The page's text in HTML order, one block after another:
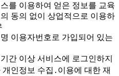
를 이용하여 얻은 정보를 교육
동의 없이 상업적으로 이용하
이용자번호로 가입되어 있는
간 이상 서비스에 로그인하지
개인정보 수집․이용에 대한 재